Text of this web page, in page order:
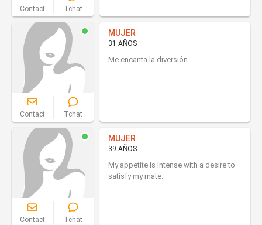
Contact Tchat
Contact Tchat
MUJER
31 AÑOS
Me encanta la diversión
Contact Tchat
MUJER
39 AÑOS
My appetite is intense with a desire to
satisfy my mate.